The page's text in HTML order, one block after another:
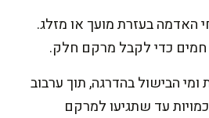
האדמה בעזרת מועך או מזלג.
כדי לקבל מרקם חלק.
ומי הבישול בהדרגה, תוך ערבוב
עד שתגיעו למרקם